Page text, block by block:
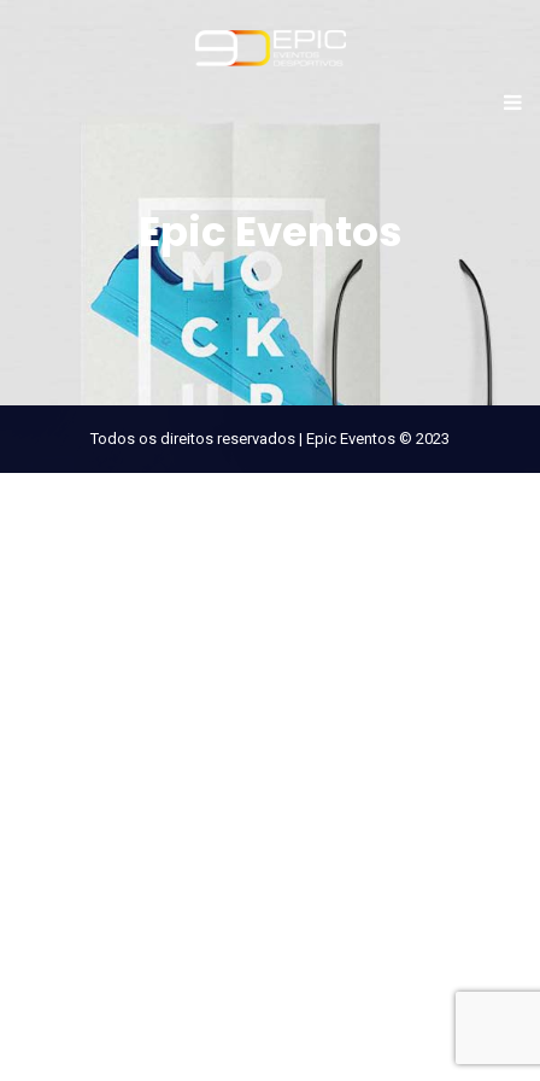
Epic Eventos
Todos os direitos reservados | Epic Eventos © 2023